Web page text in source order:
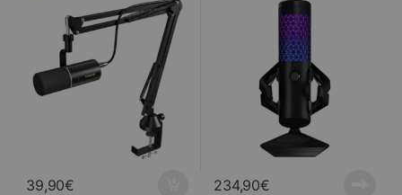
39,90€ 234,90€